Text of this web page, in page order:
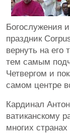
Богослужения
праздник
вернуть на его
тем самым
Четвергом и
самом центре
Кардинал
ватиканскому
многих